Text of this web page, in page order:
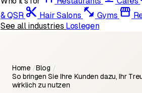
& QSR content_cut Hair Salons fitness_center Gyms storefront
See all industries Loslegen
Home /Blog /
So bringen Sie Ihre Kunden dazu, Ihr
wirklich zu nutzen